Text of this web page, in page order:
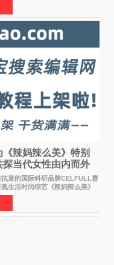
能量的文艺盛典，是璀璨中国年
辣妈辣么美》特别
探当代女性由内而外
的国际科研品牌CELFULL赛
生活时尚综艺《辣妈辣么美》
辣妈袁咏仪倾情参与，向广大
康生活新主张，寄语当代女性在